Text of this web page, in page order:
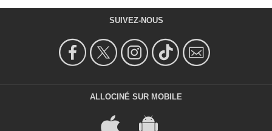
SUIVEZ-NOUS
ALLOCINÉ SUR MOBILE